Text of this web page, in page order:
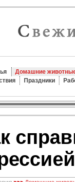
Домашние
Праздники